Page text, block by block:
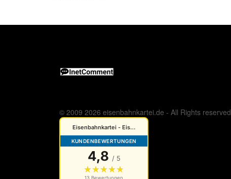
© 2009 2026 eisenbahnkartei.de - All Rights reserved